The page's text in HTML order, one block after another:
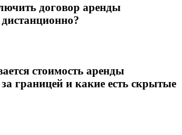
договор аренды
стоимость аренды
границей и какие есть скрытые